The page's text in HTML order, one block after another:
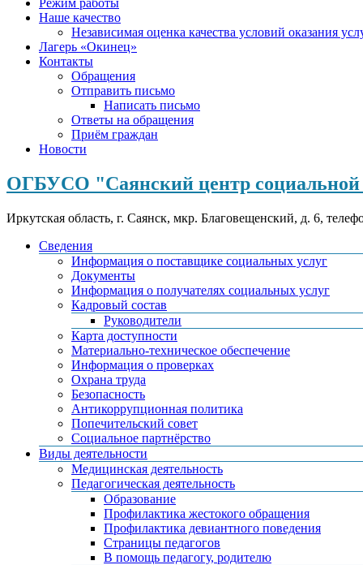
Наше качество
Независимая оценка качества условий оказания
Лагерь «Окинец»
Контакты
Обращения
Отправить письмо
Написать письмо
Ответы на обращения
Приём граждан
Новости
ОГБУСО "Саянский центр социальной
Иркутская область, г. Саянск, мкр. Благовещенский, д. 6,
Сведения
Информация о поставщике социальных услуг
Документы
Информация о получателях социальных услуг
Кадровый состав
Руководители
Карта доступности
Материально-техническое обеспечение
Информация о проверках
Охрана труда
Безопасность
Антикоррупционная политика
Попечительский совет
Социальное партнёрство
Виды деятельности
Медицинская деятельность
Педагогическая деятельность
Образование
Профилактика жестокого обращения
Профилактика девиантного поведения
Страницы педагогов
В помощь педагогу, родителю